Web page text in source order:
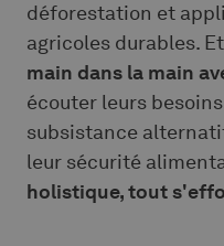
déforestation et
agricoles durables.
main dans la main
écouter leurs
subsistance
leur sécurité
holistique, tout